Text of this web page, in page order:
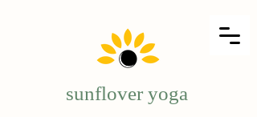
sunflover yoga